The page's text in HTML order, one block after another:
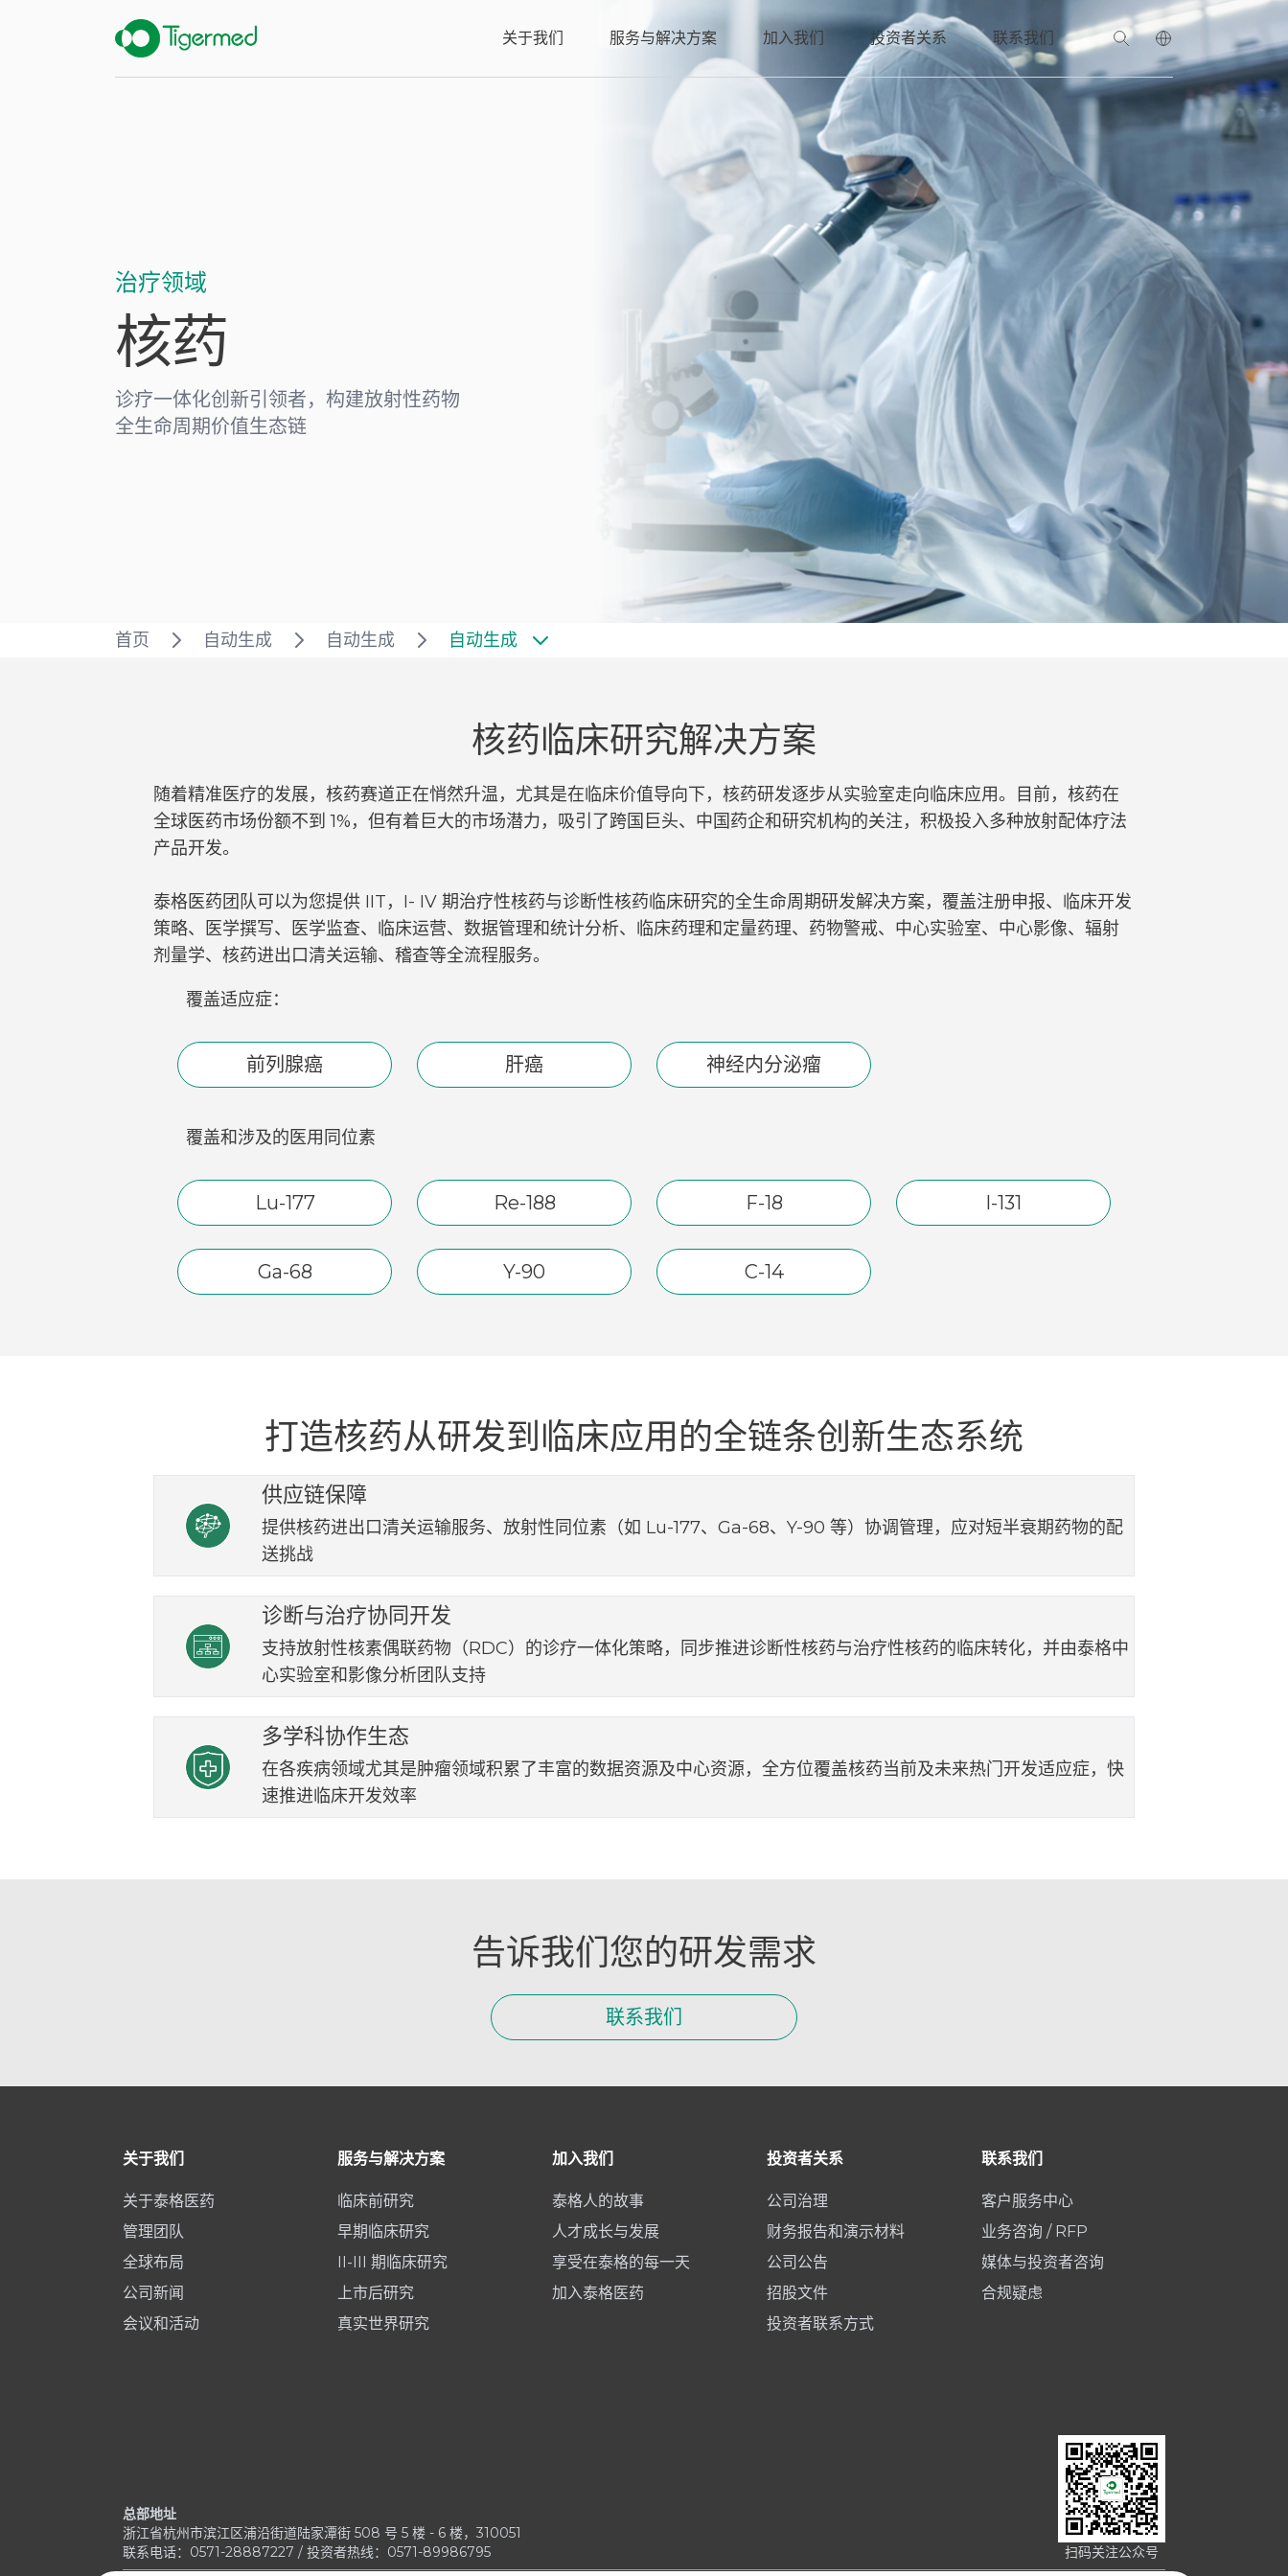
关于我们 服务与解决方案 加入我们 投资者关系 联系我们
治疗领域
核药
诊疗一体化创新引领者，构建放射性药物
全生命周期价值生态链
首页 自动生成 自动生成 自动生成
核药临床研究解决方案
随着精准医疗的发展，核药赛道正在悄然升温，尤其是在临床价值导向下，核药研发逐步从实验室走向临床应用。目前，核药在
全球医药市场份额不到 1%，但有着巨大的市场潜力，吸引了跨国巨头、中国药企和研究机构的关注，积极投入多种放射配体疗法
产品开发。
泰格医药团队可以为您提供 IIT，I- IV 期治疗性核药与诊断性核药临床研究的全生命周期研发解决方案，覆盖注册申报、临床开发
策略、医学撰写、医学监查、临床运营、数据管理和统计分析、临床药理和定量药理、药物警戒、中心实验室、中心影像、辐射
剂量学、核药进出口清关运输、稽查等全流程服务。
覆盖适应症：
前列腺癌 肝癌 神经内分泌瘤
覆盖和涉及的医用同位素
Lu-177 Re-188 F-18 I-131
Ga-68 Y-90 C-14
打造核药从研发到临床应用的全链条创新生态系统
供应链保障
提供核药进出口清关运输服务、放射性同位素（如 Lu-177、Ga-68、Y-90 等）协调管理，应对短半衰期药物的配
送挑战
诊断与治疗协同开发
支持放射性核素偶联药物（RDC）的诊疗一体化策略，同步推进诊断性核药与治疗性核药的临床转化，并由泰格中
心实验室和影像分析团队支持
多学科协作生态
在各疾病领域尤其是肿瘤领域积累了丰富的数据资源及中心资源，全方位覆盖核药当前及未来热门开发适应症，快
速推进临床开发效率
告诉我们您的研发需求
联系我们
关于我们
关于泰格医药
管理团队
全球布局
公司新闻
会议和活动
服务与解决方案
临床前研究
早期临床研究
II-III 期临床研究
上市后研究
真实世界研究
加入我们
泰格人的故事
人才成长与发展
享受在泰格的每一天
加入泰格医药
投资者关系
公司治理
财务报告和演示材料
公司公告
招股文件
投资者联系方式
联系我们
客户服务中心
业务咨询 / RFP
媒体与投资者咨询
合规疑虑
总部地址
浙江省杭州市滨江区浦沿街道陆家潭街 508 号 5 楼 - 6 楼，310051
联系电话：0571-28887227 / 投资者热线：0571-89986795
扫码关注公众号